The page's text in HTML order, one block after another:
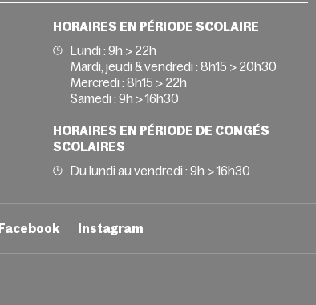
HORAIRES EN PÉRIODE SCOLAIRE
Lundi : 9h > 22h
Mardi, jeudi & vendredi : 8h15 > 20h30
Mercredi : 8h15 > 22h
Samedi : 9h > 16h30
HORAIRES EN PÉRIODE DE CONGÉS
SCOLAIRES
Du lundi au vendredi : 9h > 16h30
Facebook Instagram